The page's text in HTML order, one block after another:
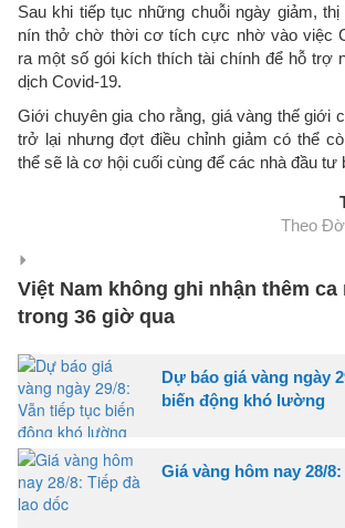
Sau khi tiếp tục những chuỗi ngày giảm,
nín thở chờ thời cơ tích cực nhờ vào việc
ra một số gói kích thích tài chính để hỗ trợ
dịch Covid-19.
Giới chuyên gia cho rằng, giá vàng thế giới
trở lại nhưng đợt điều chỉnh giảm có thể
thể sẽ là cơ hội cuối cùng để các nhà đầu tư
Theo
Việt Nam không ghi nhận thêm ca
trong 36 giờ qua
Dự báo giá vàng ngày
biến động khó lường
Giá vàng hôm nay 28/